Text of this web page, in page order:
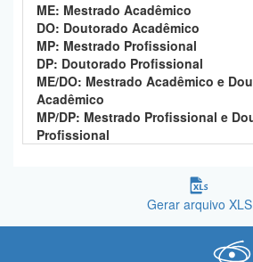
ME: Mestrado Acadêmico
DO: Doutorado Acadêmico
MP: Mestrado Profissional
DP: Doutorado Profissional
ME/DO: Mestrado Acadêmico e
Acadêmico
MP/DP: Mestrado Profissional e
Profissional
Gerar arquivo XLS